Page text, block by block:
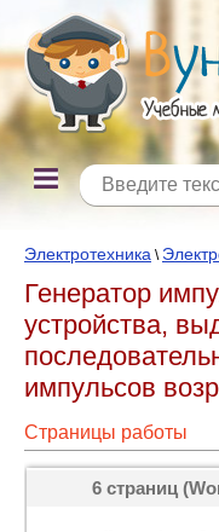
Электротехника \
Генератор
устройства,
импульсов
Страницы работы
6 страниц